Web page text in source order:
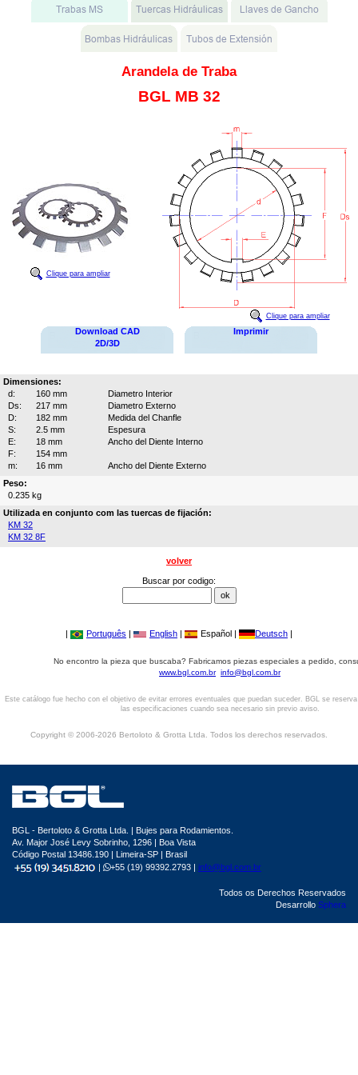
Arandela de Traba
BGL MB 32
Clique para ampliar
Clique para ampliar
Download CAD
2D/3D
Imprimir
Dimensiones:
d:
160 mm
Diametro Interior
Ds:
217 mm
Diametro Externo
D:
182 mm
Medida del Chanfle
S:
2.5 mm
Espesura
E:
18 mm
Ancho del Diente Interno
F:
154 mm
m:
16 mm
Ancho del Diente Externo
Peso:
0.235 kg
Utilizada en conjunto com las tuercas de fijación:
KM 32
KM 32 8F
volver
Buscar por codigo:
| Português | English | Español | Deutsch |
No encontro la pieza que buscaba? Fabricamos piezas especiales a pedido,
www.bgl.com.br info@bgl.com.br
Este catálogo fue hecho con el objetivo de evitar errores eventuales que puedan suceder. BGL se
las especificaciones cuando sea necesario sin previo aviso.
Copyright © 2006-2026 Bertoloto & Grotta Ltda. Todos los derechos reservados.
BGL - Bertoloto & Grotta Ltda. | Bujes para Rodamientos.
Av. Major José Levy Sobrinho, 1296 | Boa Vista
Código Postal 13486.190 | Limeira-SP | Brasil
|
+55 (19) 99392.2793 | info@bgl.com.br
Todos os Derechos Reservados
Desarrollo Sphera